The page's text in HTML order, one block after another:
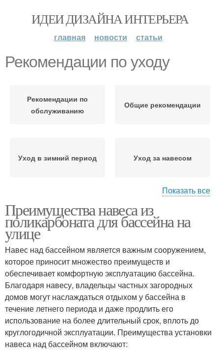
ИДЕИ ДИЗАЙНА ИНТЕРЬЕРА
главная новости статьи
Рекомендации по уходу
Рекомендации по
обслуживанию
Общие рекомендации
Уход в зимний период Уход за навесом
установке
Показать все
Преимущества навеса из
поликарбоната для бассейна на
улице
Навес над бассейном является важным сооружением,
которое приносит множество преимуществ и
обеспечивает комфортную эксплуатацию бассейна.
Благодаря навесу, владельцы частных загородных
домов могут наслаждаться отдыхом у бассейна в
течение летнего периода и даже продлить его
использование на более длительный срок, вплоть до
круглогодичной эксплуатации. Преимущества установки
навеса над бассейном включают: